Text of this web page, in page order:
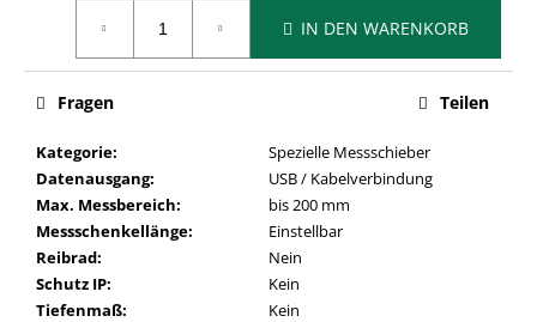
IN DEN WARENKORB
Kategorie:
Spezielle Messschieber
Datenausgang:
USB / Kabelverbindung
Max. Messbereich:
bis 200 mm
Messschenkellänge:
Einstellbar
Reibrad:
Nein
Schutz IP:
Kein
Tiefenmaß:
Kein
Fragen Teilen